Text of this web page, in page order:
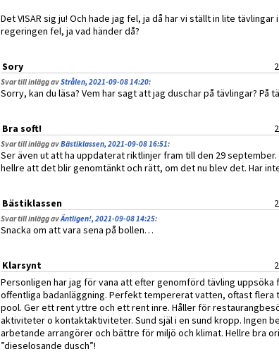
Det VISAR sig ju! Och hade jag fel, ja då har vi ställt in lite tävlingar
regeringen fel, ja vad händer då?
Sory
Svar till inlägg avStrålen, 2021-09-08 14:20:
Sorry, kan du läsa? Vem har sagt att jag duschar på tävlingar? På
Bra soft!
Svar till inlägg avBästiklassen, 2021-09-08 16:51:
Ser även ut att ha uppdaterat riktlinjer fram till den 29 september.
hellre att det blir genomtänkt och rätt, om det nu blev det. Har
Bästiklassen
Svar till inlägg avÄntligen!, 2021-09-08 14:25:
Snacka om att vara sena på bollen…
Klarsynt
Personligen har jag för vana att efter genomförd tävling uppsöka
offentliga badanläggning. Perfekt tempererat vatten, oftast flera
pool. Ger ett rent yttre och ett rent inre. Håller för
aktiviteter o kontaktaktiviteter. Sund själ i en sund kropp. Ingen
arbetande arrangörer och bättre för miljö och klimat. Hellre bra
”dieselosande dusch”!